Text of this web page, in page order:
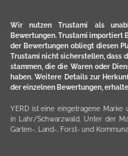
Wir nutzen Trustami als
Bewertungen. Trustami importiert
der Bewertungen obliegt diesen
Trustami nicht sicherstellen, dass
stammen, die die Waren oder
haben. Weitere Details zur
der einzelnen Bewertungen,
YERD ist eine eingetragene Marke
in Lahr/Schwarzwald. Unter der
Garten-, Land-, Forst- und